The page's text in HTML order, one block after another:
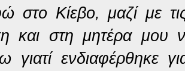
στο Κίεβο, μαζί με
και στη μητέρα μου
γιατί ενδιαφέρθηκε